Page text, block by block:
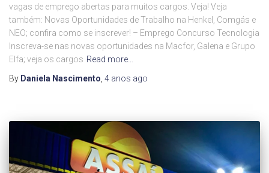
vagas de emprego abertas para muitos cargos. Veja! Veja
também: Novas Oportunidades de Trabalho na Henkel, Comgás e
NEO; confira como se inscrever! – Emprego Concurso Tecnologia
Inscreva-se nas novas oportunidades na Macfor, Galena e Grupo
Elfa; veja os cargos Read more…
By Daniela Nascimento 4 anos ago